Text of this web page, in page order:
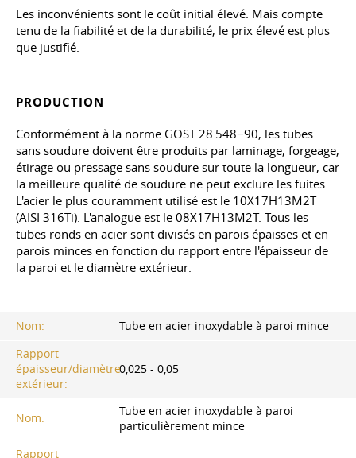
Les inconvénients sont le coût initial élevé. Mais compte
tenu de la fiabilité et de la durabilité, le prix élevé est plus
que justifié.
PRODUCTION
Conformément à la norme GOST 28 548−90, les tubes
sans soudure doivent être produits par laminage, forgeage,
étirage ou pressage sans soudure sur toute la longueur, car
la meilleure qualité de soudure ne peut exclure les fuites.
L'acier le plus couramment utilisé est le 10X17H13M2T
(AISI 316Ti). L'analogue est le 08X17H13M2T. Tous les
tubes ronds en acier sont divisés en parois épaisses et en
parois minces en fonction du rapport entre l'épaisseur de
la paroi et le diamètre extérieur.
Nom:
Tube en acier inoxydable à paroi mince
Rapport
épaisseur/diamètre
extérieur:
0,025 - 0,05
Nom:
Tube en acier inoxydable à paroi
particulièrement mince
Rapport